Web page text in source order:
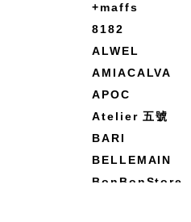
+maffs
8182
ALWEL
AMIACALVA
APOC
Atelier 五號
BARI
BELLEMAIN
BonBonStore